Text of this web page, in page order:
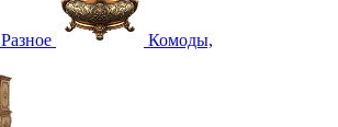
Разное
Комоды,